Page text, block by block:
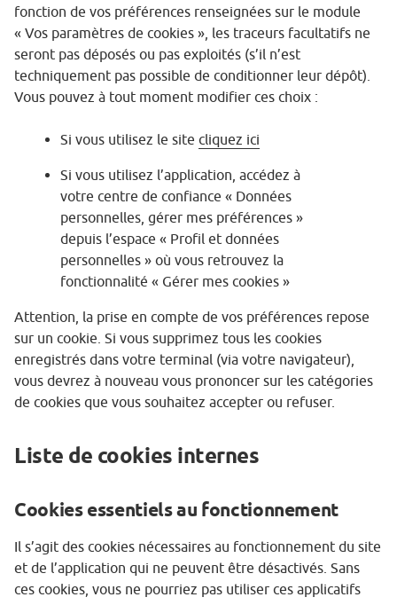
fonction de vos préférences renseignées sur le module
« Vos paramètres de cookies », les traceurs facultatifs ne
seront pas déposés ou pas exploités (s’il n’est
techniquement pas possible de conditionner leur dépôt).
Vous pouvez à tout moment modifier ces choix :
Si vous utilisez le site cliquez ici
Si vous utilisez l’application, accédez à
votre centre de confiance « Données
personnelles, gérer mes préférences »
depuis l’espace « Profil et données
personnelles » où vous retrouvez la
fonctionnalité « Gérer mes cookies »
Attention, la prise en compte de vos préférences repose
sur un cookie. Si vous supprimez tous les cookies
enregistrés dans votre terminal (via votre navigateur),
vous devrez à nouveau vous prononcer sur les catégories
de cookies que vous souhaitez accepter ou refuser.
Liste de cookies internes
Cookies essentiels au fonctionnement
Il s’agit des cookies nécessaires au fonctionnement du site
et de l’application qui ne peuvent être désactivés. Sans
ces cookies, vous ne pourriez pas utiliser ces applicatifs